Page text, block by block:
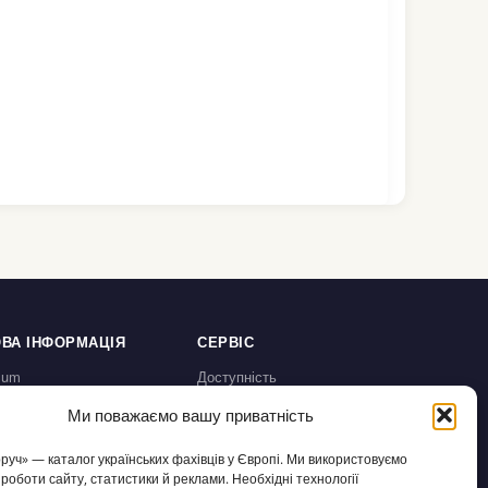
Ми поважаємо вашу приватність
— каталог українських фахівців у Європі. Ми використовуємо
сайту, статистики й реклами. Необхідні технології
ІНФОРМАЦІЯ
відмову /
СЕРВІС
Доступність